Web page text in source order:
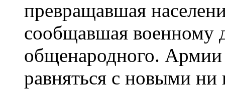
превращавшая
сообщавшая военному
общенародного. Армии
равняться с новыми ни